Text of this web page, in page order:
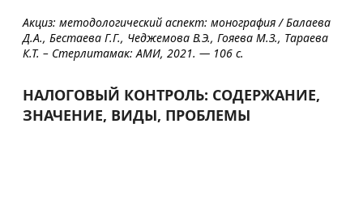
Акциз: методологический аспект: монография / Балаева
Д.А., Бестаева Г.Г., Чеджемова В.Э., Гояева М.З., Тараева
К.Т. – Стерлитамак: АМИ, 2021. — 106 с.
НАЛОГОВЫЙ КОНТРОЛЬ: СОДЕРЖАНИЕ,
ЗНАЧЕНИЕ, ВИДЫ, ПРОБЛЕМЫ